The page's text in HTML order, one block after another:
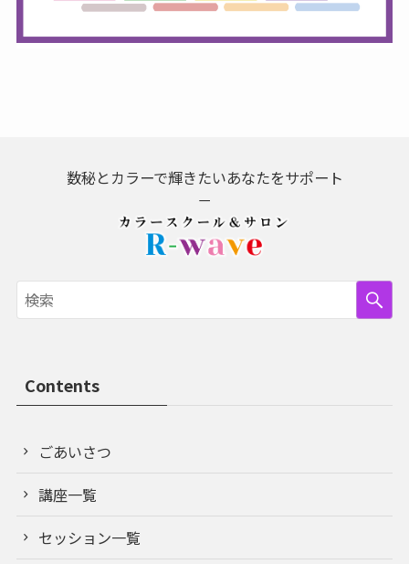
数秘とカラーで輝きたいあなたをサポート
－
Contents
ごあいさつ
講座一覧
セッション一覧